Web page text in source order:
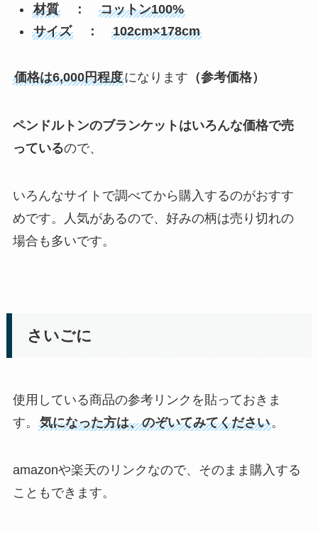
材質： コットン100%
サイズ： 102cm×178cm
価格は6,000円程度になります （参考価格）
ペンドルトンのブランケットはいろんな価格で売
っているので、
いろんなサイトで調べてから購入するのがおすす
めです。人気があるので、好みの柄は売り切れの
場合も多いです。
さいごに
使用している商品の参考リンクを貼っておきま
す。 気になった方は、のぞいてみてください。
amazonや楽天のリンクなので、そのまま購入する
こともできます。